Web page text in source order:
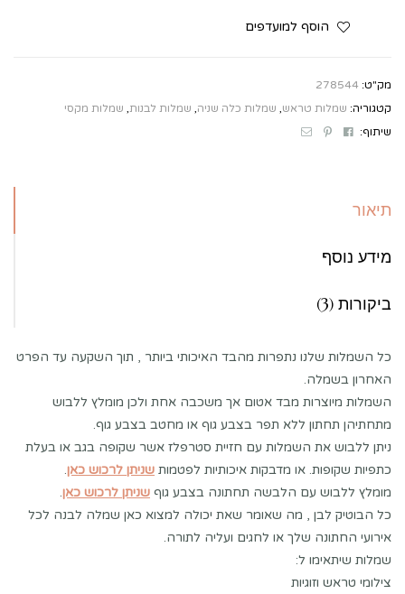
הוסף למועדפים
מק"ט: 278544
קטגוריה: שמלות טראש שמלות כלה שניה שמלות לבנות שמלות מקסי
שיתוף:
Facebook
Pinterest
Email
תיאור
מידע נוסף
ביקורות (3)
כל השמלות שלנו נתפרות מהבד האיכותי ביותר , תוך השקעה עד הפרט
האחרון בשמלה.
השמלות מיוצרות מבד אטום אך משכבה אחת ולכן מומלץ ללבוש
מתחתיהן תחתון ללא תפר בצבע גוף או מחטב בצבע גוף.
ניתן ללבוש את השמלות עם חזיית סטרפלז אשר שקופה בגב או בעלת
כתפיות שקופות. או מדבקות איכותיות לפטמות שניתן לרכוש כאן.
מומלץ ללבוש עם הלבשה תחתונה בצבע גוף שניתן לרכוש כאן.
כל הבוטיק לבן , מה שאומר שאת יכולה למצוא כאן שמלה לבנה לכל
אירועי החתונה שלך או לחגים ועליה לתורה.
שמלות שיתאימו ל:
צילומי טראש וזוגיות